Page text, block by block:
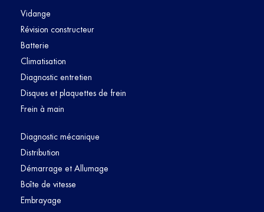
Vidange
Révision constructeur
Batterie
Climatisation
Diagnostic entretien
Disques et plaquettes de frein
Frein à main
Diagnostic mécanique
Distribution
Démarrage et Allumage
Boîte de vitesse
Embrayage